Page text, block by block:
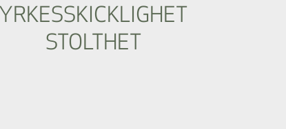
YRKESSKICKLIGHET
STOLTHET